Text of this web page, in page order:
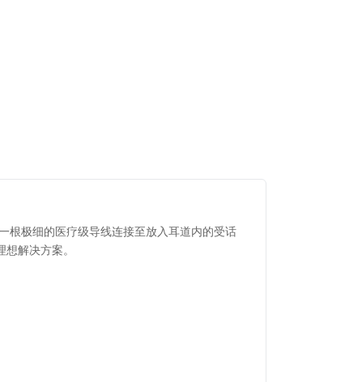
根极细的医疗级导线连接至放入耳道内的受话
解决方案。